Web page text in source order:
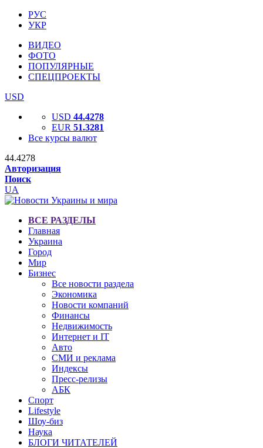
РУС
УКР
ВИДЕО
ФОТО
ПОПУЛЯРНЫЕ
СПЕЦПРОЕКТЫ
USD
USD 44.4278
EUR 51.3281
Все курсы валют
44.4278
Авторизация
Поиск
UA
ВСЕ РАЗДЕЛЫ
Главная
Украина
Город
Мир
Бизнес
Все новости раздела
Экономика
Новости компаний
Финансы
Недвижимость
Интернет и IT
Авто
СМИ и реклама
Индексы
Пресс-релизы
АБК
Спорт
Lifestyle
Шоу-биз
Наука
БЛОГИ ЧИТАТЕЛЕЙ